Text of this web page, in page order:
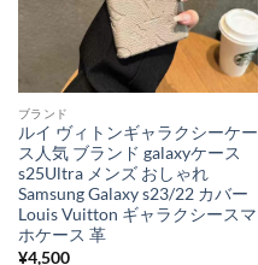
ブランド
ルイ ヴィトンギャラクシーケー
ス人気 ブランド galaxyケース
s25Ultra メンズ おしゃれ
Samsung Galaxy s23/22 カバー
Louis Vuitton ギャラクシースマ
ホケース 革
¥4,500